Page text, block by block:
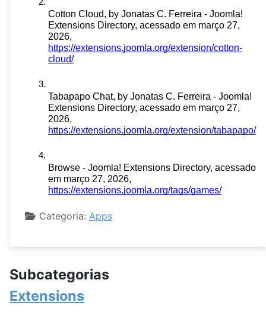
Cotton Cloud, by Jonatas C. Ferreira - Joomla!
Extensions Directory, acessado em março 27,
https://extensions.joomla.org/extension/cotton-
cloud/
Tabapapo Chat, by Jonatas C. Ferreira - Joomla!
Extensions Directory, acessado em março 27,
https://extensions.joomla.org/extension/tabapapo/
Browse - Joomla! Extensions Directory, acessado
https://extensions.joomla.org/tags/games/
Detalhes
Categoria: Apps
Subcategorias
Extensions